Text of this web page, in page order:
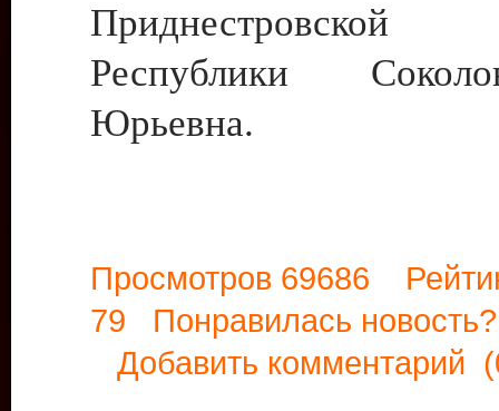
Приднестровской
Республики
Юрьевна.
Просмотров 69686
79 Понравилась
Добавить комментарий